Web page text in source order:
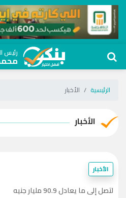
رئيس
الرئيسية الأخبار
الأخبار
الأخبار
لتصل إلى ما يعادل 90.9 مليار جنيه